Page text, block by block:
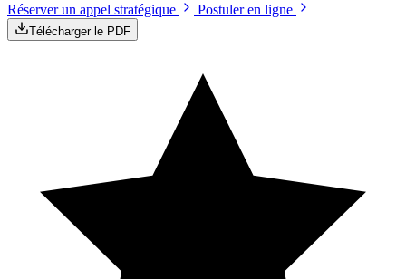
Réserver un appel stratégique
Postuler en ligne
Télécharger le PDF